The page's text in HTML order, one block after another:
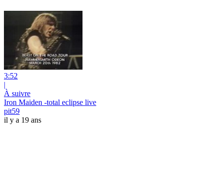
3:52
|
À suivre
Iron Maiden -total eclipse live
pit59
il y a 19 ans